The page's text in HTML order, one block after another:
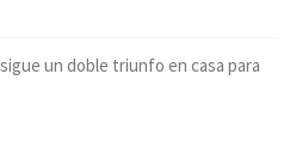
un doble triunfo en casa para